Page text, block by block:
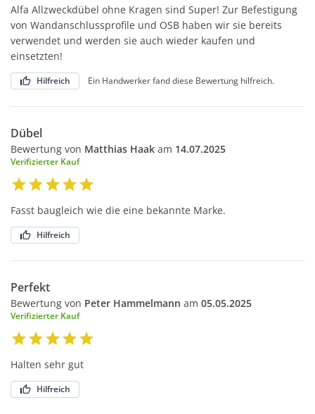
Alfa Allzweckdübel ohne Kragen sind Super! Zur Befestigung
von Wandanschlussprofile und OSB haben wir sie bereits
verwendet und werden sie auch wieder kaufen und
einsetzten!
Hilfreich Ein Handwerker fand diese Bewertung hilfreich.
Dübel
Bewertung von Matthias Haak am 14.07.2025
Verifizierter Kauf
Fasst baugleich wie die eine bekannte Marke.
Hilfreich
Perfekt
Bewertung von Peter Hammelmann am 05.05.2025
Verifizierter Kauf
Halten sehr gut
Hilfreich